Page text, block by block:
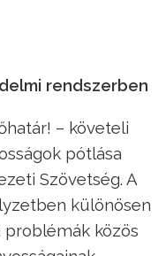
rendszerben
– követeli
pótlása
Szövetség. A
különösen
közös